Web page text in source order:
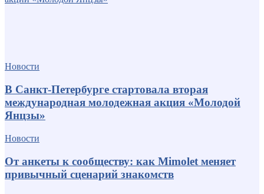
Новости
В Санкт-Петербурге стартовала вторая
международная молодежная акция «Молодой
Янцзы»
Новости
От анкеты к сообществу: как Mimolet меняет
привычный сценарий знакомств